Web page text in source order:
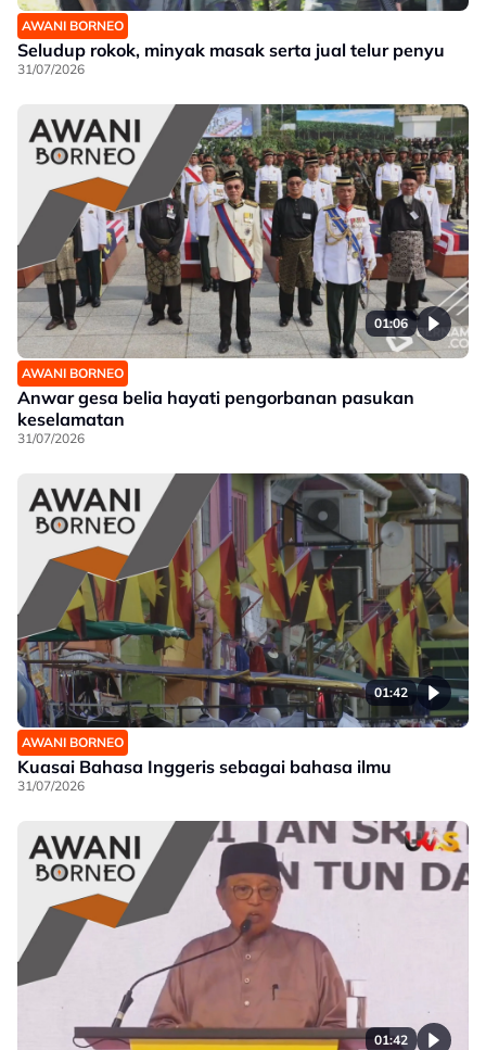
AWANI BORNEO
Seludup rokok, minyak masak serta jual telur penyu
31/07/2026
01:06
AWANI BORNEO
Anwar gesa belia hayati pengorbanan pasukan
keselamatan
31/07/2026
01:42
AWANI BORNEO
Kuasai Bahasa Inggeris sebagai bahasa ilmu
31/07/2026
01:42